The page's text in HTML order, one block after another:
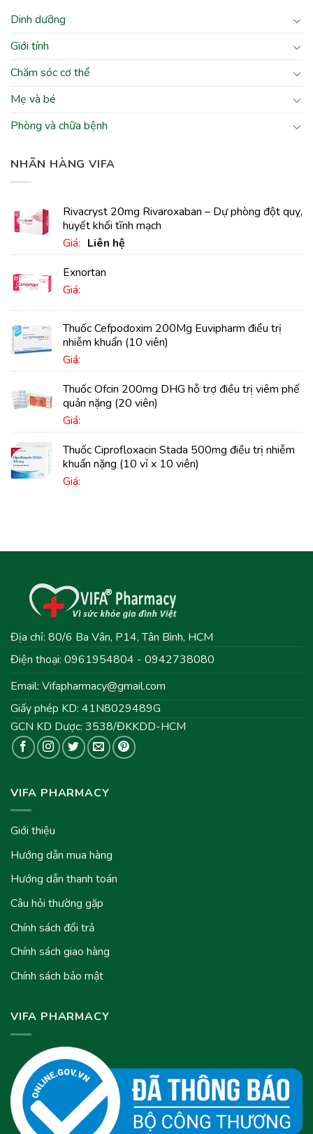
Dinh dưỡng
Giới tính
Chăm sóc cơ thể
Mẹ và bé
Phòng và chữa bệnh
NHÃN HÀNG VIFA
Rivacryst 20mg Rivaroxaban – Dự phòng đột quỵ,
huyết khối tĩnh mạch
Giá: Liên hệ
Exnortan
Giá:
Thuốc Cefpodoxim 200Mg Euvipharm điều trị
nhiễm khuẩn (10 viên)
Giá:
Thuốc Ofcin 200mg DHG hỗ trợ điều trị viêm phế
quản nặng (20 viên)
Giá:
Thuốc Ciprofloxacin Stada 500mg điều trị nhiễm
khuẩn nặng (10 vỉ x 10 viên)
Giá:
Địa chỉ: 80/6 Ba Vân, P14, Tân Bình, HCM
Điện thoại: 0961954804 - 0942738080
Email: Vifapharmacy@gmail.com
Giấy phép KD: 41N8029489G
GCN KD Dược: 3538/ĐKKDD-HCM
VIFA PHARMACY
Giới thiệu
Hướng dẫn mua hàng
Hướng dẫn thanh toán
Câu hỏi thường gặp
Chính sách đổi trả
Chính sách giao hàng
Chính sách bảo mật
VIFA PHARMACY